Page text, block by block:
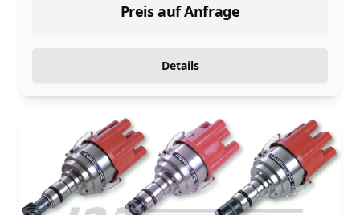
Preis auf Anfrage
Details